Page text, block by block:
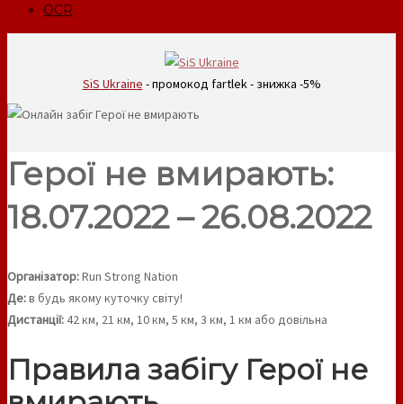
OCR
SiS Ukraine - промокод fartlek - знижка -5%
Герої не вмирають:
18.07.2022 – 26.08.2022
Організатор:Run Strong Nation
Де:в будь якому куточку світу!
Дистанції:42 км, 21 км, 10 км, 5 км, 3 км, 1 км або довільна
Правила забігу Герої не